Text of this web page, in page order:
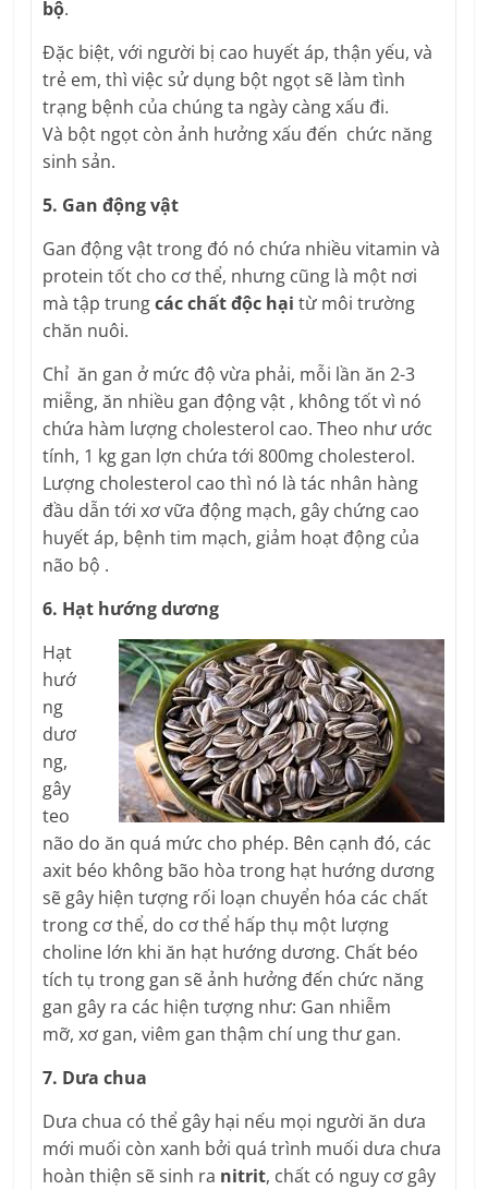
bộ.
Đặc biệt, với người bị cao huyết áp, thận yếu, và
trẻ em, thì việc sử dụng bột ngọt sẽ làm tình
trạng bệnh của chúng ta ngày càng xấu đi.
Và bột ngọt còn ảnh hưởng xấu đến chức năng
sinh sản.
5. Gan động vật
Gan động vật trong đó nó chứa nhiều vitamin và
protein tốt cho cơ thể, nhưng cũng là một nơi
mà tập trungcác chất độc hại từ môi trường
chăn nuôi.
Chỉ ăn gan ở mức độ vừa phải, mỗi lần ăn 2-3
miễng, ăn nhiều gan động vật , không tốt vì nó
chứa hàm lượng cholesterol cao. Theo như ước
tính, 1 kg gan lợn chứa tới 800mg cholesterol.
Lượng cholesterol cao thì nó là tác nhân hàng
đầu dẫn tới xơ vữa động mạch, gây chứng cao
huyết áp, bệnh tim mạch, giảm hoạt động của
não bộ .
6. Hạt hướng dương
Hạt
hướ
ng
dươ
ng,
gây
teo
não do ăn quá mức cho phép. Bên cạnh đó, các
axit béo không bão hòa trong hạt hướng dương
sẽ gây hiện tượng rối loạn chuyển hóa các chất
trong cơ thể, do cơ thể hấp thụ một lượng
choline lớn khi ăn hạt hướng dương. Chất béo
tích tụ trong gan sẽ ảnh hưởng đến chức năng
gan gây ra các hiện tượng như: Gan nhiễm
mỡ, xơ gan, viêm gan thậm chí ung thư gan.
7. Dưa chua
Dưa chua có thể gây hại nếu mọi người ăn dưa
mới muối còn xanh bởi quá trình muối dưa chưa
hoàn thiện sẽ sinh ra nitrit, chất có nguy cơ gây